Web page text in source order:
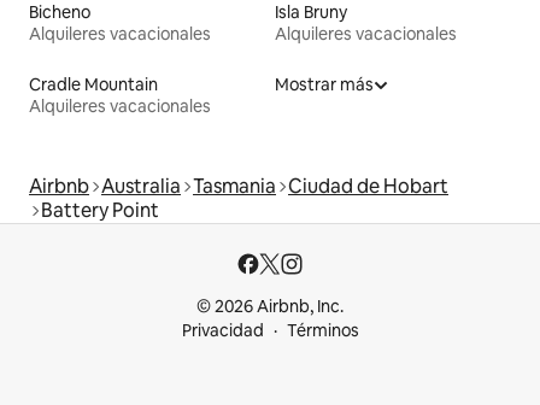
Bicheno
Alquileres vacacionales
Isla Bruny
Alquileres vacacionales
Cradle Mountain
Alquileres vacacionales
Mostrar más
Airbnb Australia Tasmania Ciudad de Hobart
Battery Point
© 2026 Airbnb, Inc.
Privacidad
Términos